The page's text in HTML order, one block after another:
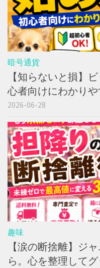
暗号通貨
【知らないと損】
心者向けにわかり
2026-06-28
趣味
【涙の断捨離】ジ
ら。心を整理して